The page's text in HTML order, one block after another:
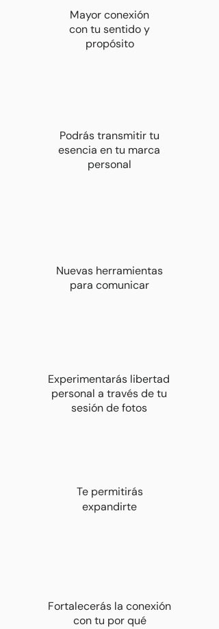
Mayor conexión
con tu sentido y
propósito
Podrás transmitir tu
esencia en tu marca
personal
Nuevas herramientas
para comunicar
Experimentarás libertad
personal a través de tu
sesión de fotos
Te permitirás
expandirte
Fortalecerás la conexión
con tu por qué